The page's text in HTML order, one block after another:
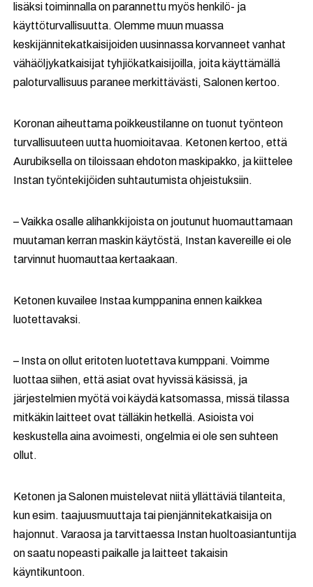
lisäksi toiminnalla on parannettu myös henkilö- ja
käyttöturvallisuutta. Olemme muun muassa
keskijännitekatkaisijoiden uusinnassa korvanneet vanhat
vähäöljykatkaisijat tyhjiökatkaisijoilla, joita käyttämällä
paloturvallisuus paranee merkittävästi, Salonen kertoo.
Koronan aiheuttama poikkeustilanne on tuonut työnteon
turvallisuuteen uutta huomioitavaa. Ketonen kertoo, että
Aurubiksella on tiloissaan ehdoton maskipakko, ja kiittelee
Instan työntekijöiden suhtautumista ohjeistuksiin.
– Vaikka osalle alihankkijoista on joutunut huomauttamaan
muutaman kerran maskin käytöstä, Instan kavereille ei ole
tarvinnut huomauttaa kertaakaan.
Ketonen kuvailee Instaa kumppanina ennen kaikkea
luotettavaksi.
– Insta on ollut eritoten luotettava kumppani. Voimme
luottaa siihen, että asiat ovat hyvissä käsissä, ja
järjestelmien myötä voi käydä katsomassa, missä tilassa
mitkäkin laitteet ovat tälläkin hetkellä. Asioista voi
keskustella aina avoimesti, ongelmia ei ole sen suhteen
ollut.
Ketonen ja Salonen muistelevat niitä yllättäviä tilanteita,
kun esim. taajuusmuuttaja tai pienjännitekatkaisija on
hajonnut. Varaosa ja tarvittaessa Instan huoltoasiantuntija
on saatu nopeasti paikalle ja laitteet takaisin
käyntikuntoon.